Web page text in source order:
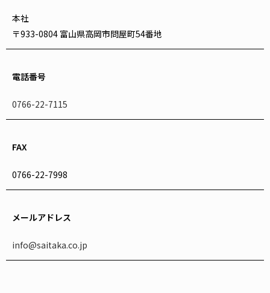
本社
〒933-0804 富山県高岡市問屋町54番地
電話番号
0766-22-7115
FAX
0766-22-7998
メールアドレス
info@saitaka.co.jp